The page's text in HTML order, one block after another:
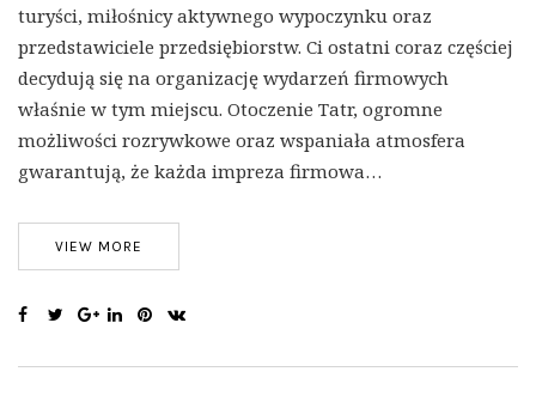
turyści, miłośnicy aktywnego wypoczynku oraz
przedstawiciele przedsiębiorstw. Ci ostatni coraz częściej
decydują się na organizację wydarzeń firmowych
właśnie w tym miejscu. Otoczenie Tatr, ogromne
możliwości rozrywkowe oraz wspaniała atmosfera
gwarantują, że każda impreza firmowa…
VIEW MORE